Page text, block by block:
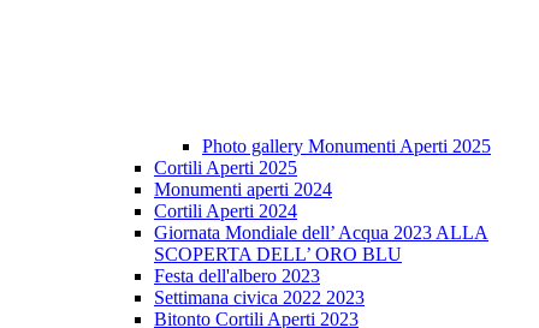
Photo gallery Monumenti Aperti 2025
Cortili Aperti 2025
Monumenti aperti 2024
Cortili Aperti 2024
Giornata Mondiale dell’ Acqua 2023 ALLA
SCOPERTA DELL’ ORO BLU
Festa dell'albero 2023
Settimana civica 2022 2023
Bitonto Cortili Aperti 2023